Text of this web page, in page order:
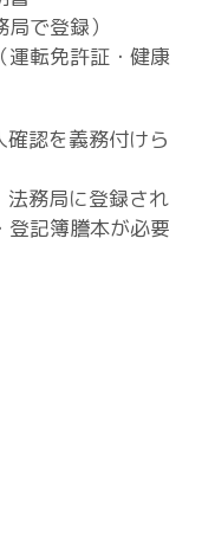
で登録）
転免許証・健康
認を義務付けら
務局に登録され
登記簿謄本が必要